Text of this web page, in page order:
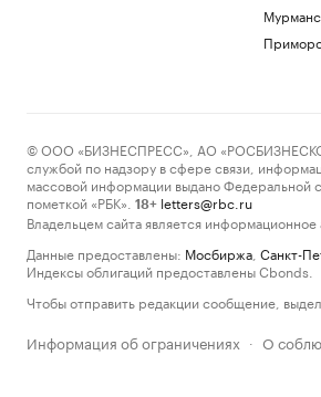
© ООО «БИЗНЕСПРЕСС», АО
службой по надзору в сфере связи,
массовой информации выдано Федеральной
пометкой «РБК».
18+ letters@rbc.ru
Владельцем сайта является информационное
Данные предоставлены: Мосбиржа Санкт-
Индексы облигаций предоставлены Cbonds.
Чтобы отправить редакции сообщение,
Информация об ограничениях · О